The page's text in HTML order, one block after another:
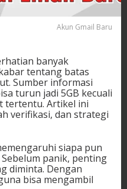
Akun Gmail Baru
banyak
tentang batas
Sumber informasi
turun jadi 5GB kecuali
tertentu. Artikel ini
verifikasi, dan strategi
siapa pun
panik, penting
diminta. Dengan
bisa mengambil